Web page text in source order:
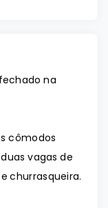
na
cômodos
vagas de
churrasqueira.